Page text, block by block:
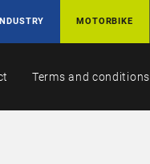
MOTORBIKE
Terms and conditions